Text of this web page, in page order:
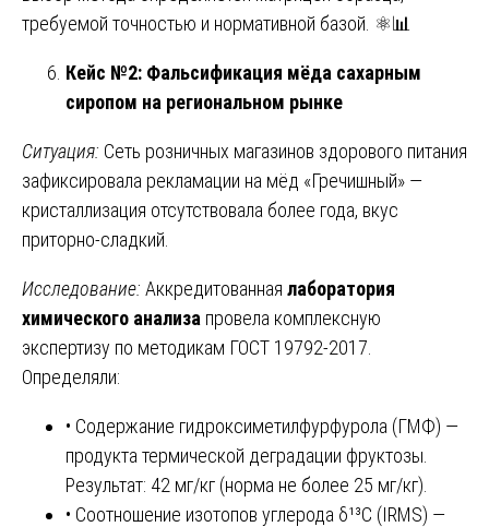
требуемой точностью и нормативной базой. ⚛️📊
Кейс №2: Фальсификация мёда сахарным
сиропом на региональном рынке
Ситуация: Сеть розничных магазинов здорового питания
зафиксировала рекламации на мёд «Гречишный» —
кристаллизация отсутствовала более года, вкус
приторно-сладкий.
Исследование: Аккредитованная лаборатория
химического анализа провела комплексную
экспертизу по методикам ГОСТ 19792-2017.
Определяли:
• Содержание гидроксиметилфурфурола (ГМФ) —
продукта термической деградации фруктозы.
Результат: 42 мг/кг (норма не более 25 мг/кг).
• Соотношение изотопов углерода δ¹³C (IRMS) —